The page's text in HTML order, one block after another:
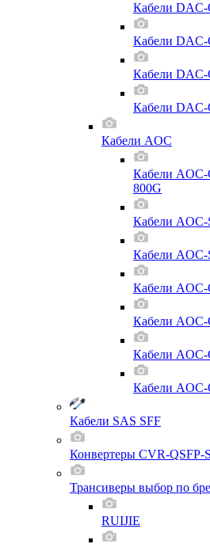
Кабели DAC-
Кабели DAC-
Кабели DAC-
Кабели DAC-
Кабели AOC
Кабели AOC-
800G
Кабели AOC-
Кабели AOC-
Кабели AOC-
Кабели AOC-
Кабели AOC-
Кабели AOC-
Кабели SAS SFF
Конвертеры CVR-QSFP-
Трансиверы выбор по
RUIJIE